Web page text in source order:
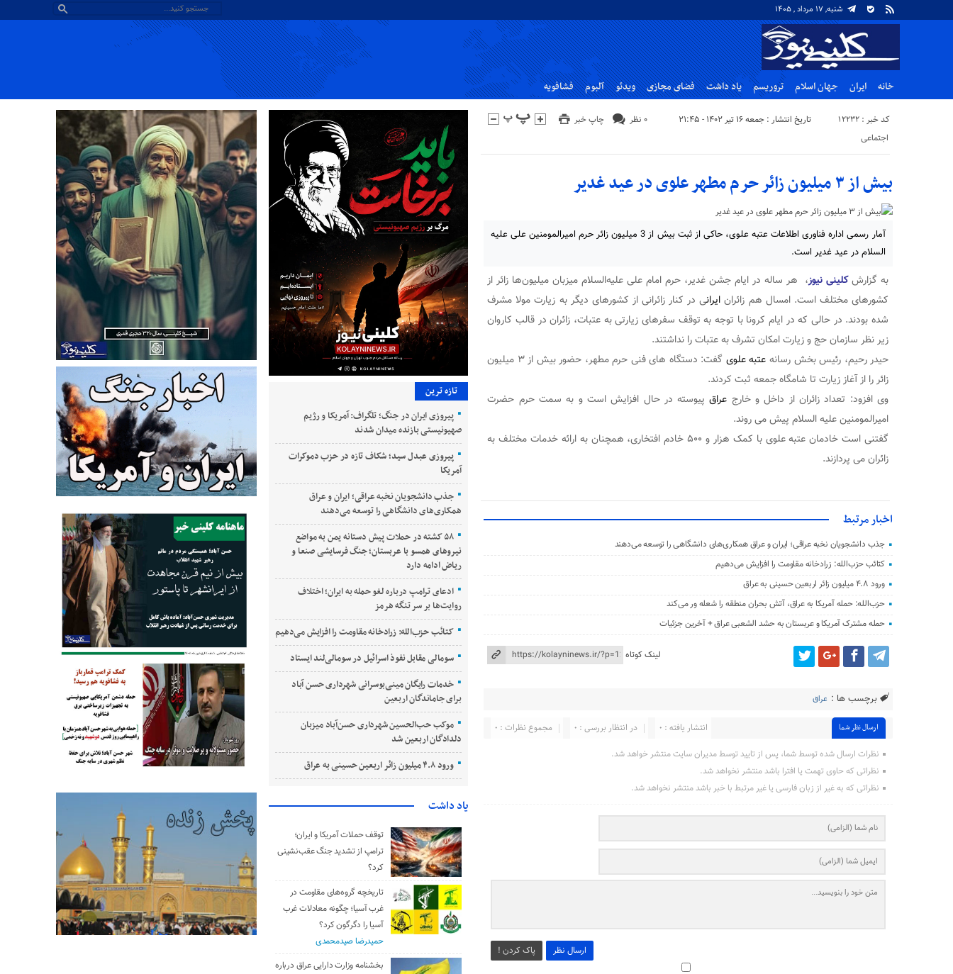
شنبه, ۱۷ مرداد , ۱۴۰۵
خانه ایران جهان اسلام تروریسم یاد داشت فضای مجازی ویدئو آلبوم فشافویه
کد خبر : 12232 تاریخ انتشار : جمعه ۱۶ تیر ۱۴۰۲ - ۲۱:۴۵ چاپ خبر
۰ نظر
اجتماعی
بیش از ۳ میلیون زائر حرم مطهر علوی در عید غدیر
آمار رسمی اداره فناوری اطلاعات عتبه علوی، حاکی از ثبت بیش از 3 میلیون زائر حرم امیرالمومنین علی علیه
السلام در عید غدیر است.
به گزارشکلینی نیوز، هر ساله در ایام جشن غدیر، حرم امام علی علیه‌السلام میزبان میلیون‌ها زائر از
کشورهای مختلف است. امسال هم زائران ایرانی در کنار زائرانی از کشورهای دیگر به زیارت مولا مشرف
شده بودند. در حالی که در ایام کرونا با توجه به توقف سفرهای زیارتی به عتبات، زائران در قالب کاروان
زیر نظر سازمان حج و زیارت امکان تشرف به عتبات را نداشتند.
حیدر رحیم، رئیس بخش رسانه عتبه علوی
گفت: دستگاه های فنی حرم مطهر، حضور بیش از ۳ میلیون
زائر را از آغاز زیارت تا شامگاه جمعه ثبت کردند.
وی افزود: تعداد زائران از داخل و خارج عراقپیوسته در حال افزایش است و به سمت حرم حضرت
امیرالمومنین علیه السلام پیش می روند.
گفتنی است خادمان عتبه علوی با کمک هزار و ۵۰۰ خادم افتخاری، همچنان به ارائه خدمات مختلف به
زائران می پردازند.
اخبار مرتبط
جذب دانشجویان نخبه عراقی؛ ایران و عراق همکاری‌های دانشگاهی را توسعه می‌دهند
کتائب حزب‌الله: زرادخانه مقاومت را افزایش می‌دهیم
ورود ۴.۸ میلیون زائر اربعین حسینی به عراق
حزب‌الله: حمله آمریکا به عراق، آتش بحران منطقه را شعله‌ ور می‌کند
حمله مشترک آمریکا و عربستان به حشد الشعبی عراق + آخرین جزئیات
لینک کوتاه
برچسب ها : عراق
ارسال نظر شما مجموع نظرات : 0 در انتظار بررسی : 0 انتشار یافته : ۰
نظرات ارسال شده توسط شما، پس از تایید توسط مدیران سایت منتشر خواهد شد.
نظراتی که حاوی تهمت یا افترا باشد منتشر نخواهد شد.
نظراتی که به غیر از زبان فارسی یا غیر مرتبط با خبر باشد منتشر نخواهد شد.
ارسال نظر پاک کردن !
تازه ترین
پیروزی ایران در جنگ؛ تلگراف: آمریکا و رژیم
صهیونیستی بازنده میدان شدند
پیروزی عبدل سید؛ شکاف تازه در حزب دموکرات
آمریکا
جذب دانشجویان نخبه عراقی؛ ایران و عراق
همکاری‌های دانشگاهی را توسعه می‌دهند
۵۸ کشته در حملات پیش دستانه یمن به مواضع
نیروهای همسو با عربستان؛ جنگ فرسایشی صنعا و
ریاض ادامه دارد
ادعای ترامپ درباره لغو حمله به ایران؛ اختلاف
روایت‌ها بر سر تنگه هرمز
کتائب حزب‌الله: زرادخانه مقاومت را افزایش می‌دهیم
سومالی مقابل نفوذ اسرائیل در سومالی‌لند ایستاد
خدمات رایگان مینی‌بوسرانی شهرداری حسن‌ آباد
برای جاماندگان اربعین
موکب حب‌الحسین شهرداری حسن‌آباد میزبان
دلدادگان اربعین شد
ورود ۴.۸ میلیون زائر اربعین حسینی به عراق
یاد داشت
توقف حملات آمریکا و ایران؛
ترامپ از تشدید جنگ عقب‌نشینی
کرد؟
تاریخچه گروه‌های مقاومت در
غرب آسیا؛ چگونه معادلات غرب
آسیا را دگرگون کرد؟
حمیدرضا صیدمحمدی
بخشنامه وزارت دارایی عراق درباره